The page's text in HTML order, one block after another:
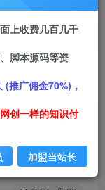
下载
GO
战主播从0人-
关注
上收费几百几千
脚本源码等资
(推广佣金70%)，
创一样的知识付
加盟当站长